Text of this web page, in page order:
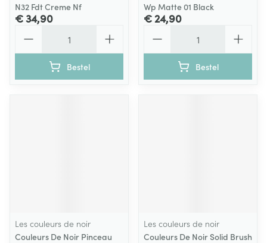
N32 Fdt Creme Nf
€ 34,90
Bestel
Wp Matte 01 Black
€ 24,90
Bestel
Les couleurs de noir
Couleurs De Noir Pinceau
Les couleurs de noir
Couleurs De Noir Solid Brush